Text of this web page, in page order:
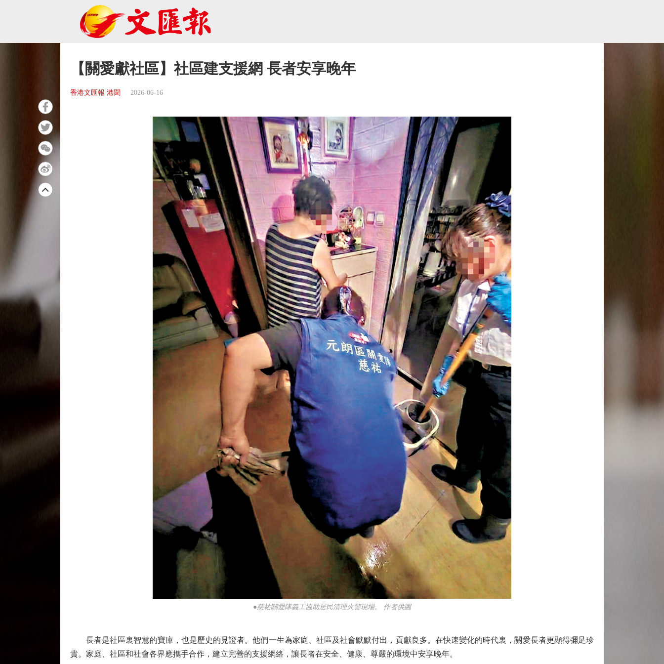
【關愛獻社區】社區建支援網 長者安享晚年
香港文匯報 港聞 2026-06-16
●慈祐關愛隊義工協助居民清理火警現場。 作者供圖
長者是社區裏智慧的寶庫，也是歷史的見證者。他們一生為家庭、社區及社會默默付出，貢獻良多。在快速變化的時代裏，關愛長者更顯得彌足珍
貴。家庭、社區和社會各界應攜手合作，建立完善的支援網絡，讓長者在安全、健康、尊嚴的環境中安享晚年。